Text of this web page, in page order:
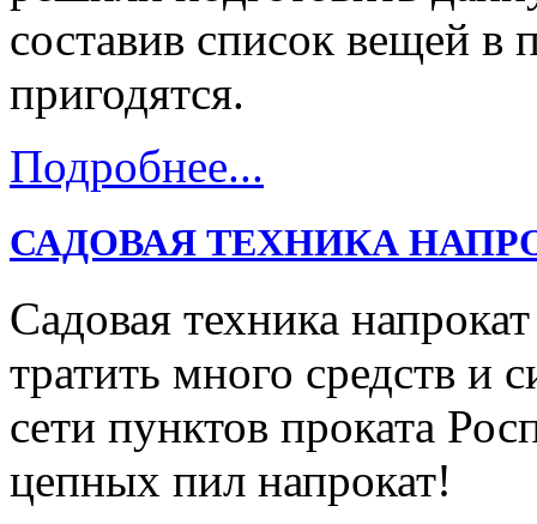
составив список вещей в
пригодятся.
Подробнее...
САДОВАЯ ТЕХНИКА
Садовая техника
тратить много средств и
сети пунктов проката
цепных пил напрокат!